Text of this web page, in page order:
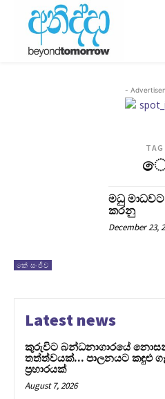
-
TAG
කේ සංජීව
මධු
කරනු
December 23,
Latest news
කුරුවිට බන්ධනාගාරයේ
තත්ත්වයක්… පාලනයට කඳුළු
ප්‍රහාරයක්
August 7, 2026